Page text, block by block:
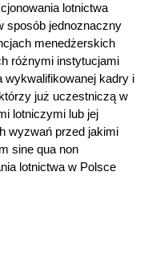
lotnictwa
sposób jednoznaczny
menedżerskich
różnymi instytucjami
wykwalifikowanej kadry i
już uczestniczą w
lotniczymi lub jej
wyzwań przed jakimi
sine qua non
lotnictwa w Polsce